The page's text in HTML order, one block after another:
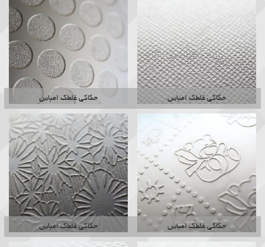
حکاکی غلطک امباس حکاکی غلطک امباس
حکاکی غلطک امباس حکاکی غلطک امباس